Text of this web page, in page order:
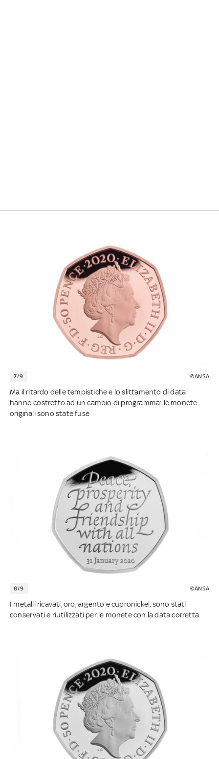
7/9 ©ANSA
Ma il ritardo delle tempistiche e lo slittamento di data
hanno costretto ad un cambio di programma: le monete
originali sono state fuse
8/9 ©ANSA
I metalli ricavati, oro, argento e cupronickel, sono stati
conservati e riutilizzati per le monete con la data corretta